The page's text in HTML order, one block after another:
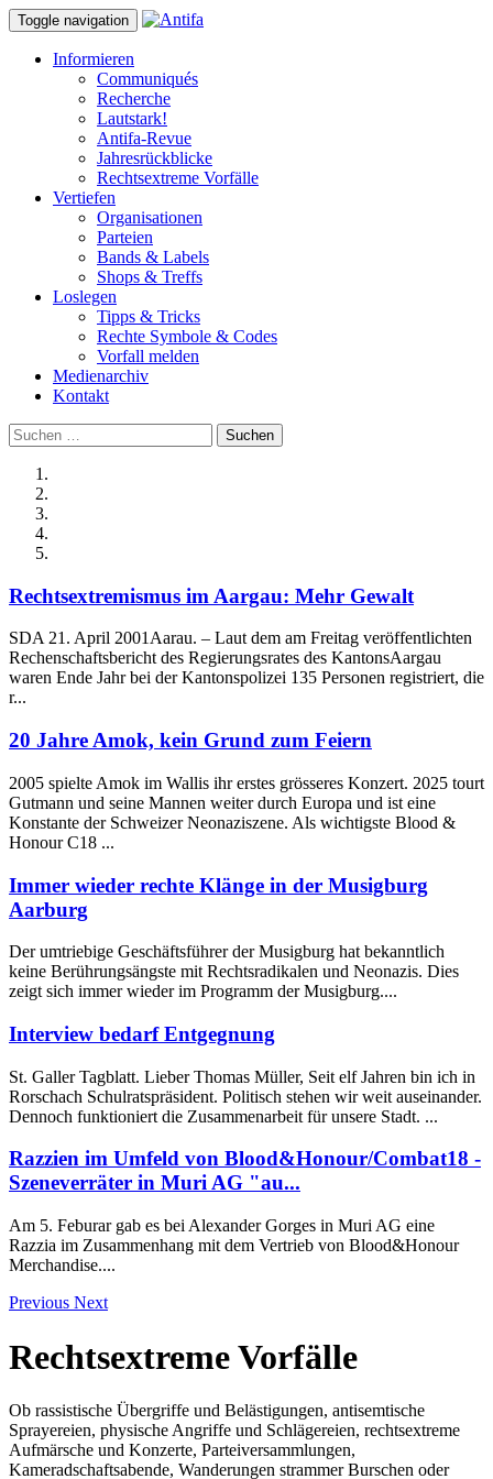
Toggle navigation
Informieren
Communiqués
Recherche
Lautstark!
Antifa-Revue
Jahresrückblicke
Rechtsextreme Vorfälle
Vertiefen
Organisationen
Parteien
Bands & Labels
Shops & Treffs
Loslegen
Tipps & Tricks
Rechte Symbole & Codes
Vorfall melden
Medienarchiv
Kontakt
Suchen
nach:
Rechtsextremismus im Aargau: Mehr Gewalt
SDA 21. April 2001Aarau. – Laut dem am Freitag veröffentlichten
Rechenschaftsbericht des Regierungsrates des KantonsAargau
waren Ende Jahr bei der Kantonspolizei 135 Personen registriert, die
r...
20 Jahre Amok, kein Grund zum Feiern
2005 spielte Amok im Wallis ihr erstes grösseres Konzert. 2025 tourt
Gutmann und seine Mannen weiter durch Europa und ist eine
Konstante der Schweizer Neonaziszene. Als wichtigste Blood &
Honour C18 ...
Immer wieder rechte Klänge in der Musigburg
Aarburg
Der umtriebige Geschäftsführer der Musigburg hat bekanntlich
keine Berührungsängste mit Rechtsradikalen und Neonazis. Dies
zeigt sich immer wieder im Programm der Musigburg....
Interview bedarf Entgegnung
St. Galler Tagblatt. Lieber Thomas Müller, Seit elf Jahren bin ich in
Rorschach Schulratspräsident. Politisch stehen wir weit auseinander.
Dennoch funktioniert die Zusammenarbeit für unsere Stadt. ...
Razzien im Umfeld von Blood&Honour/Combat18 -
Szeneverräter in Muri AG "au...
Am 5. Feburar gab es bei Alexander Gorges in Muri AG eine
Razzia im Zusammenhang mit dem Vertrieb von Blood&Honour
Merchandise....
Previous Next
Rechtsextreme Vorfälle
Ob rassistische Übergriffe und Belästigungen, antisemtische
Sprayereien, physische Angriffe und Schlägereien, rechtsextreme
Aufmärsche und Konzerte, Parteiversammlungen,
Kameradschaftsabende, Wanderungen strammer Burschen oder